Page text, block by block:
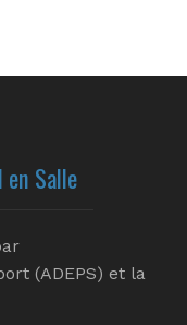
en Salle
(ADEPS) et la